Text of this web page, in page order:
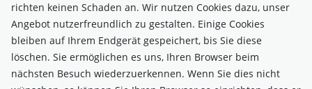
richten keinen Schaden an. Wir nutzen Cookies dazu, unser
Angebot nutzerfreundlich zu gestalten. Einige Cookies
bleiben auf Ihrem Endgerät gespeichert, bis Sie diese
löschen. Sie ermöglichen es uns, Ihren Browser beim
nächsten Besuch wiederzuerkennen. Wenn Sie dies nicht